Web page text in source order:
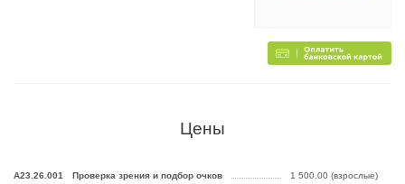
Цены
А23.26.001 Проверка зрения и подбор очков 1 500.00 (взрослые)